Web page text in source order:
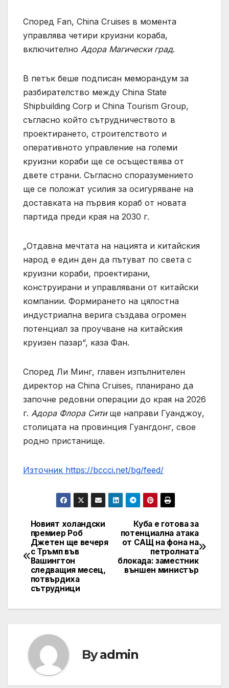
Според Fan, China Cruises в момента
управлява четири круизни кораба,
включително Адора Магически град.
В петък беше подписан меморандум за
разбирателство между China State
Shipbuilding Corp и China Tourism Group,
съгласно който сътрудничеството в
проектирането, строителството и
оперативното управление на големи
круизни кораби ще се осъществява от
двете страни. Съгласно споразумението
ще се положат усилия за осигуряване на
доставката на първия кораб от новата
партида преди края на 2030 г.
„Отдавна мечтата на нацията и китайския
народ е един ден да пътуват по света с
круизни кораби, проектирани,
конструирани и управлявани от китайски
компании. Формирането на цялостна
индустриална верига създава огромен
потенциал за проучване на китайския
круизен пазар“, каза Фан.
Според Ли Минг, главен изпълнителен
директор на China Cruises, планирано да
започне редовни операции до края на 2026
г. Адора Флора Сити ще направи Гуанджоу,
столицата на провинция Гуангдонг, свое
родно пристанище.
Източник https://bccci.net/bg/feed/
Post
navigation
Куба е готова за
потенциална атака
от САЩ на фона на
петролната
блокада: заместник
външен министър
Новият холандски
премиер Роб
Джетен ще вечеря
с Тръмп във
Вашингтон
следващия месец,
потвърдиха
сътрудници
Byadmin